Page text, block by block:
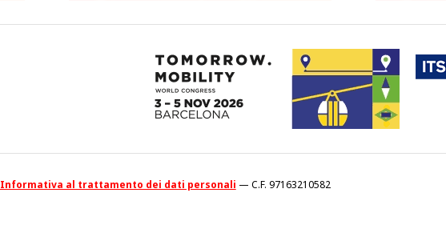
Informativa al trattamento dei dati personali — C.F. 97163210582